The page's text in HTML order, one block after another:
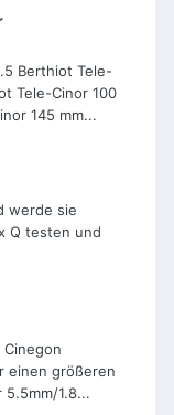
Berthiot Tele-
Tele-Cinor 100
145 mm...
werde sie
Q testen und
einen größeren
5.5mm/1.8...